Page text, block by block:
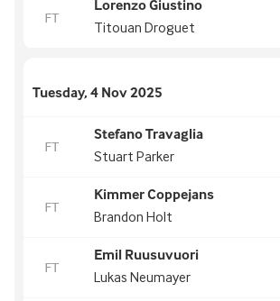
FT
Lorenzo Giustino
Titouan Droguet
Tuesday, 4 Nov 2025
FT
Stefano Travaglia
Stuart Parker
FT
Kimmer Coppejans
Brandon Holt
FT
Emil Ruusuvuori
Lukas Neumayer